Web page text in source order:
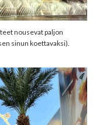
nousevat paljon
sinun koettavaksi).